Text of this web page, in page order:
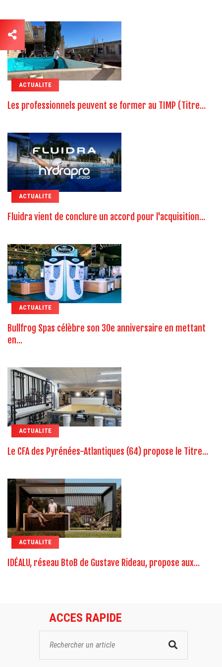
ACTUALITE
Les professionnels peuvent se former au TIMP (Titre...
ACTUALITE
Fluidra vient de conclure un accord pour l'acquisition...
ACTUALITE
Bullfrog Spas célèbre son 30e anniversaire en mettant
en...
ACTUALITE
Le CFA des Pyrénées-Atlantiques (64) propose le Titre...
ACTUALITE
IDÉALU, réseau BtoB de Gustave Rideau, propose aux...
ACCES RAPIDE